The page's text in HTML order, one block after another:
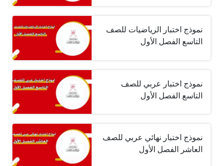
نموذج اختبار الرياضيات للصف
التاسع الفصل الأول
نموذج اختبار عربي للصف
التاسع الفصل الأول
نموذج اختبار نهائي عربي للصف
العاشر الفصل الأول